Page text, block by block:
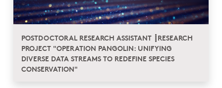
POSTDOCTORAL RESEARCH ASSISTANT ┋RESEARCH
PROJECT "OPERATION PANGOLIN: UNIFYING
DIVERSE DATA STREAMS TO REDEFINE SPECIES
CONSERVATION"